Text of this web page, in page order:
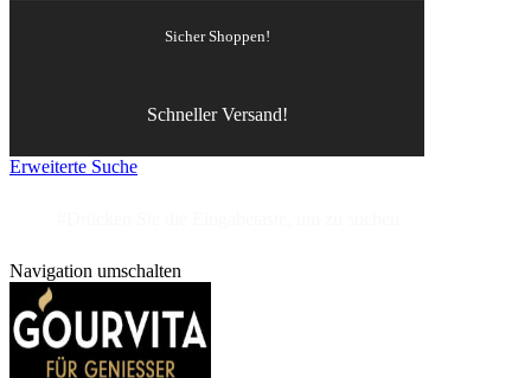
Sicher Shoppen!
Schneller Versand!
Erweiterte Suche
Navigation umschalten